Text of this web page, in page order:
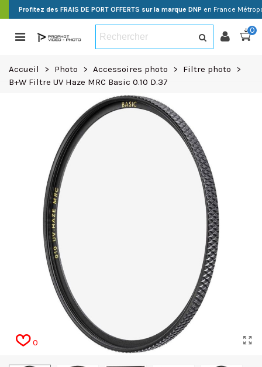
Profitez des FRAIS DE PORT OFFERTS sur la marque DNP en France
0
Accueil > Photo > Accessoires photo > Filtre photo
>
B+W Filtre UV Haze MRC Basic 0.10 D.37
0